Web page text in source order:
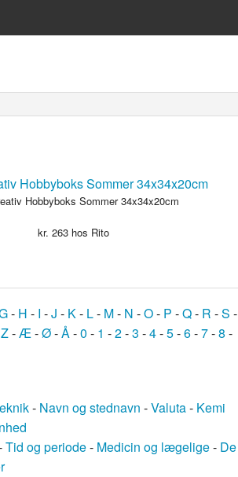
Hobbyboks Sommer 34x34x20cm
kr. 263hos Rito
- H - I -J - K- L- M- N -O- P -Q- R -S -
Z-Æ-Ø-Å-0 - 1 -2-3 -4-5-6-7-8 -
- Navn og stednavn -Valuta- Kemi
Tid og periode- Medicin og lægelige- De